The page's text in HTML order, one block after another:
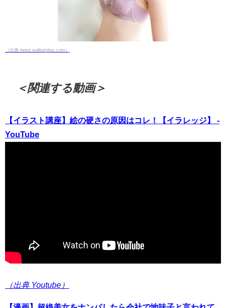
（出典 news.walkerplus.com）
＜関連する動画＞
【イラスト講座】絵の硬さの原因はコレ！【イラレッジ】 -
YouTube
（出典 Youtube）